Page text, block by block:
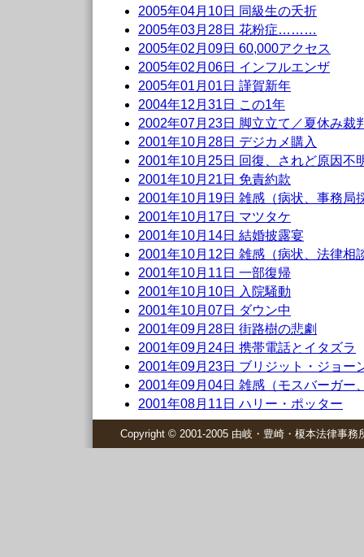
2005年04月10日 同級生の夭折
2005年03月28日 花粉症………
2005年02月09日 60,000アクセス
2005年02月06日 インフルエンザ
2005年01月01日 謹賀新年
2004年12月31日 この1年
2002年07月23日 脚立立て／夏休み裁
2001年10月28日 デジカメ購入
2001年10月25日 回復、されど原因不
2001年10月21日 免責約款
2001年10月19日 雑感（病状、事務局
2001年10月17日 マツタケ
2001年10月14日 結婚披露宴
2001年10月12日 雑感（病状、法律相
2001年10月11日 一部復帰
2001年10月10日 入院騒動
2001年10月07日 ダウン中
2001年09月28日 街路樹の悲劇
2001年09月24日 携帯電話とイタズラ
2001年09月23日 ブリジット・ジョー
2001年09月04日 雑感（モスバーガー
2001年08月11日 ハリー・ポッター
Copyright © 2001-2005 由岐・豊崎・榎本法律事